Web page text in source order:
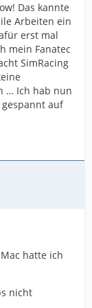
Das kannte
Arbeiten ein
erst mal
mein Fanatec
SimRacing
… Ich hab nun
auf
hatte ich
nicht